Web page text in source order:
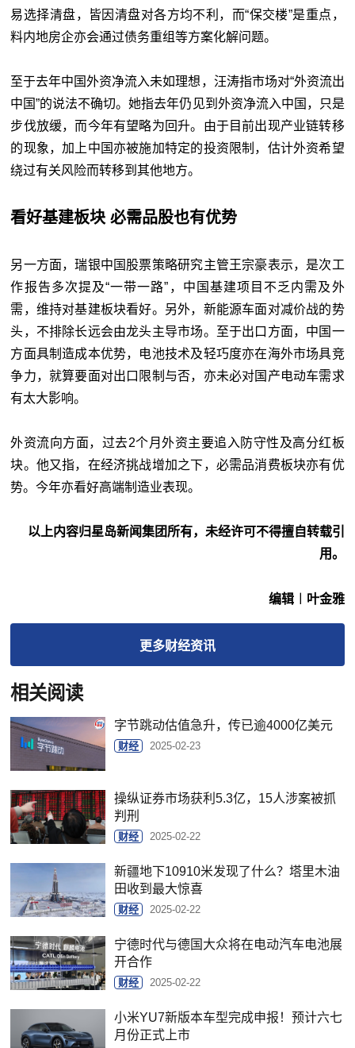
易选择清盘，皆因清盘对各方均不利，而“保交楼”是重点，
料内地房企亦会通过债务重组等方案化解问题。
至于去年中国外资净流入未如理想，汪涛指市场对“外资流出
中国”的说法不确切。她指去年仍见到外资净流入中国，只是
步伐放缓，而今年有望略为回升。由于目前出现产业链转移
的现象，加上中国亦被施加特定的投资限制，估计外资希望
绕过有关风险而转移到其他地方。
看好基建板块 必需品股也有优势
另一方面，瑞银中国股票策略研究主管王宗豪表示，是次工
作报告多次提及“一带一路”，中国基建项目不乏内需及外
需，维持对基建板块看好。另外，新能源车面对减价战的势
头，不排除长远会由龙头主导市场。至于出口方面，中国一
方面具制造成本优势，电池技术及轻巧度亦在海外市场具竞
争力，就算要面对出口限制与否，亦未必对国产电动车需求
有太大影响。
外资流向方面，过去2个月外资主要追入防守性及高分红板
块。他又指，在经济挑战增加之下，必需品消费板块亦有优
势。今年亦看好高端制造业表现。
以上内容归星岛新闻集团所有，未经许可不得擅自转载引
用。
编辑︱叶金雅
更多财经资讯
相关阅读
字节跳动估值急升，传已逾4000亿美元
财经 2025-02-23
操纵证券市场获利5.3亿，15人涉案被抓
判刑
财经 2025-02-22
新疆地下10910米发现了什么？塔里木油
田收到最大惊喜
财经 2025-02-22
宁德时代与德国大众将在电动汽车电池展
开合作
财经 2025-02-22
小米YU7新版本车型完成申报！预计六七
月份正式上市